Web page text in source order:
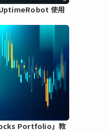
UptimeRobot 使用
Portfolio」教